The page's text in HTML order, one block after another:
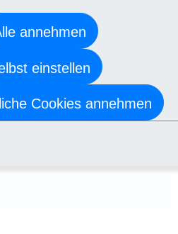
inspirierenden Austausch, der
unvergesslich werden lässt.
Laudius-Zeugnis.
Laudius-Zertifikat.
annehmen
einstellen
Cookies annehmen